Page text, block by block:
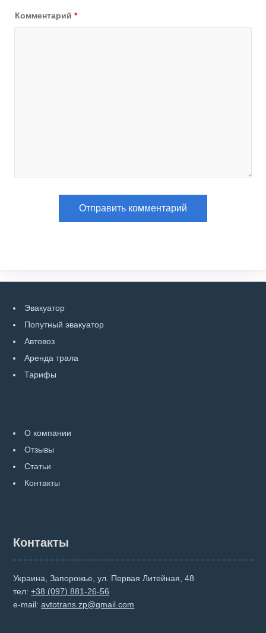
Комментарий *
Эвакуатор
Попутный эвакуатор
Автовоз
Аренда трала
Тарифы
О компании
Отзывы
Статьи
Контакты
Контакты
Украина, Запорожье, ул. Первая Литейная, 48
тел:+38 (097) 881-26-56
e-mail:avtotrans.zp@gmail.com